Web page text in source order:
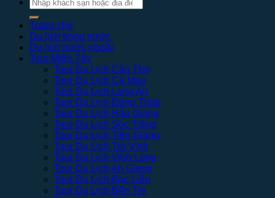
kiếm:
Trang chủ
Du lịch trong nước
Du lịch nước ngoài
Tour Miền Tây
Tour Du Lịch Cần Thơ
Tour Du Lịch Cà Mau
Tour Du Lịch Long An
Tour Du Lịch Đồng Tháp
Tour Du Lịch Hậu Giang
Tour Du Lịch Sóc Trăng
Tour Du Lịch Tiền Giang
Tour Du Lịch Trà Vinh
Tour Du Lịch Vĩnh Long
Tour Du Lịch An Giang
Tour Du Lịch Bạc Liêu
Tour Du Lịch Bến Tre